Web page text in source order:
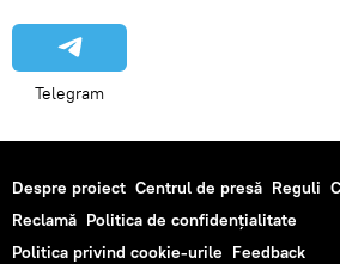
Telegram
Despre proiect Centrul de presă Reguli
Reclamă Politica de confidențialitate
Politica privind cookie-urile Feedback